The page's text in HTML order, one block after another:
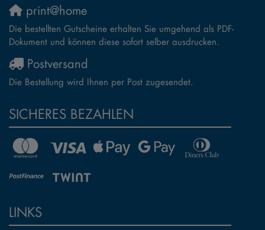
print@home
Die bestellten Gutscheine erhalten Sie umgehend als PDF-
Dokument und können diese sofort selber ausdrucken.
Postversand
Die Bestellung wird Ihnen per Post zugesendet.
SICHERES BEZAHLEN
LINKS